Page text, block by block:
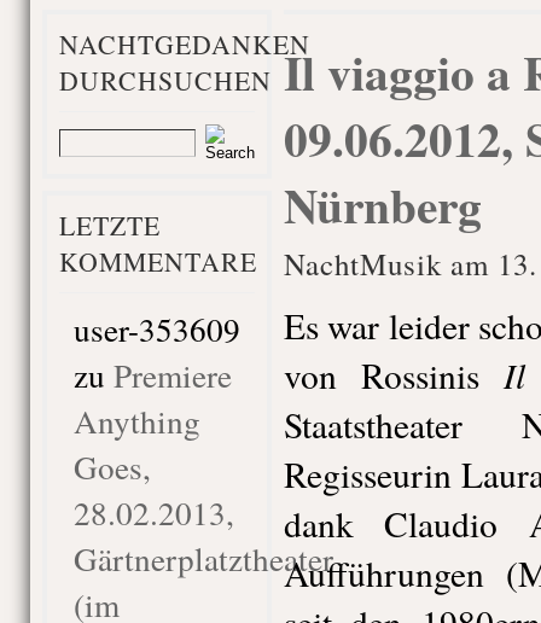
NACHTGEDANKEN
DURCHSUCHEN
LETZTE
KOMMENTARE
user-353609
zu Premiere
Anything
Goes,
28.02.2013,
Gärtnerplatztheater
(im
Il viaggio a
09.06.2012,
Nürnberg
NachtMusik am
Es war leider
von RossinisIl
Regisseurin
dank Claudio
Aufführungen